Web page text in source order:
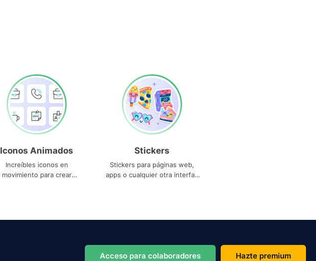
Iconos Animados
Increíbles iconos en
movimiento para crear
Stickers
Stickers para páginas web,
apps o cualquier otra interfaz
Acceso para colaboradores Hazte premium